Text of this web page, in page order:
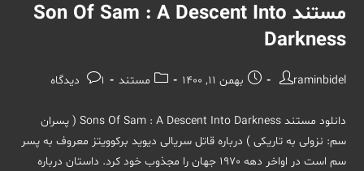
مستند Son Of Sam : A Descent Into
Darkness
نویسندهٔ
raminbidel
نوشته
شده
است:
بهمن 11, 1400
دسته‌مستند
نظرات1 دیدگاه
دانلود مستند Sons Of Sam : A Descent Into Darkness ( پسران
سم: نزولی به تاریکی ) درباره قاتل سریالی دیوید برکوویتز معروف به پسر
سم است در اواخر دهه 1970 جهان را مجذوب خود کرد. داستان درباره